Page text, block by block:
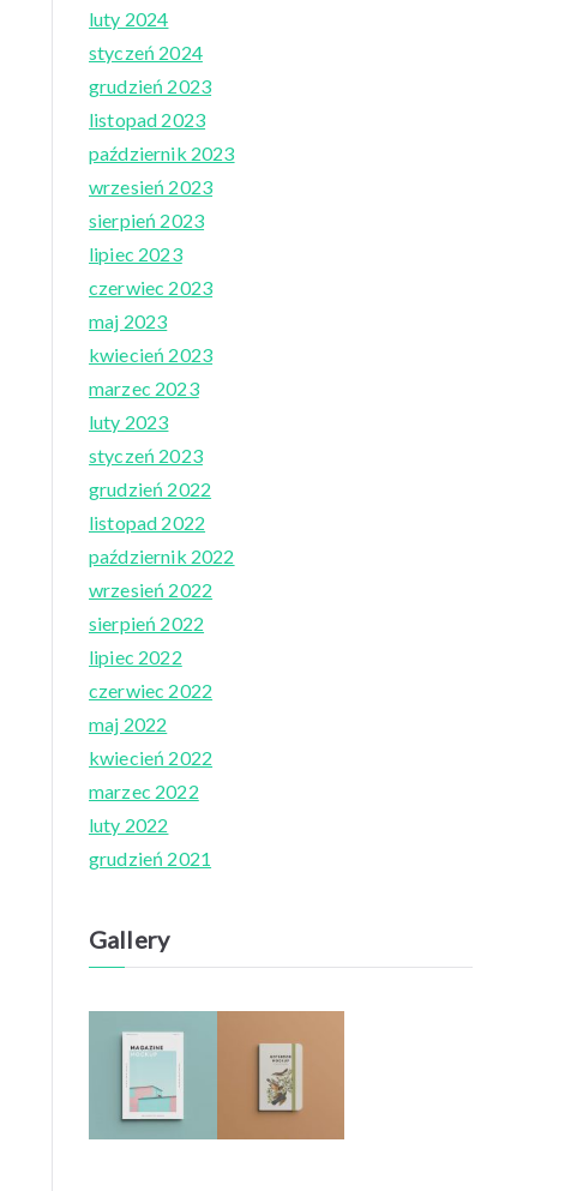
luty 2024
styczeń 2024
grudzień 2023
listopad 2023
październik 2023
wrzesień 2023
sierpień 2023
lipiec 2023
czerwiec 2023
maj 2023
kwiecień 2023
marzec 2023
luty 2023
styczeń 2023
grudzień 2022
listopad 2022
październik 2022
wrzesień 2022
sierpień 2022
lipiec 2022
czerwiec 2022
maj 2022
kwiecień 2022
marzec 2022
luty 2022
grudzień 2021
Gallery